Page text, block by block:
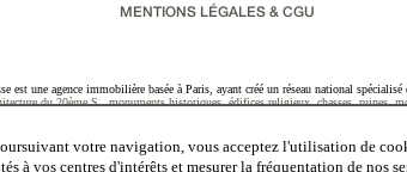
MENTIONS LÉGALES & CGU
est une agence immobilière basée à Paris, ayant créé un réseau national
du 20ème S.,monuments historiques,édifices religieux,chasses,ruines,
votre navigation, vous acceptez l'utilisation de
à vos centres d'intérêts et mesurer la fréquentation de nos